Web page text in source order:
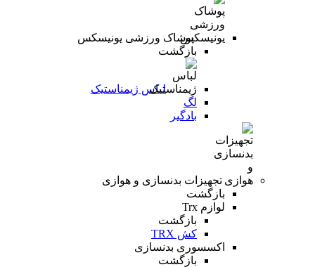
پوشاک ورزشی یونیسکس
بازگشت
لباس ژیمناستیک
لگ
بادگیر
تجهیزات بدنسازی و هوازی
بازگشت
لوازم Trx
بازگشت
کش TRX
اکسسوری بدنسازی
بازگشت